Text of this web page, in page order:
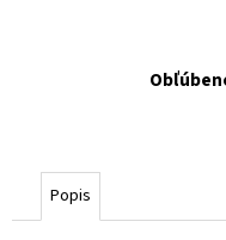
Popis